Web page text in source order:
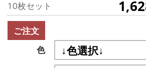
10枚セット
ご注文
色